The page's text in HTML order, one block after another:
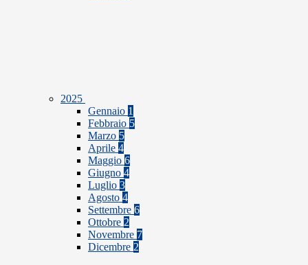
2025
Gennaio 1
Febbraio 5
Marzo 5
Aprile 4
Maggio 6
Giugno 4
Luglio 3
Agosto 4
Settembre 6
Ottobre 2
Novembre 7
Dicembre 2